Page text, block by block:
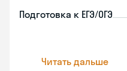
Подготовка к ЕГЭ/ОГЭ
Читать дальше